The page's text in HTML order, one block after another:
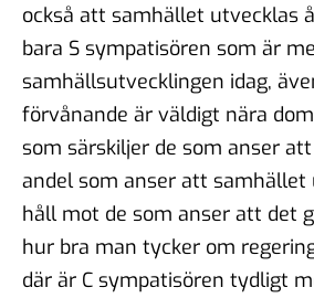
också att samhället utvecklas
bara S sympatisören som är
samhällsutvecklingen idag,
förvånande är väldigt nära
som särskiljer de som anser
andel som anser att
håll mot de som anser att det
hur bra man tycker om
där är C sympatisören tydligt